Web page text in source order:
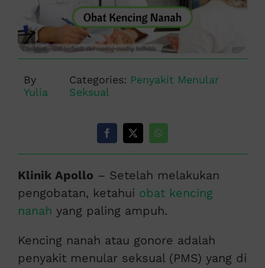
By
Yulia
Categories: Penyakit Menular
Seksual
Klinik Apollo – Setelah melakukan
pengobatan, ketahui obat kencing
nanah yang paling ampuh.
Kencing nanah atau gonore adalah
penyakit menular seksual (PMS) yang di